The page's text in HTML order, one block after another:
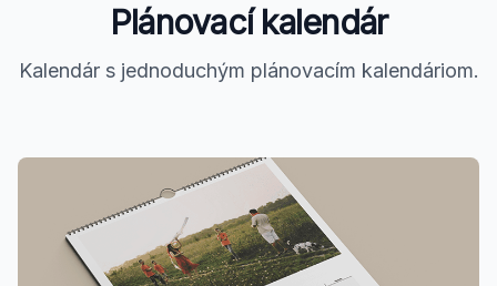
Plánovací kalendár
Kalendár s jednoduchým plánovacím kalendáriom.